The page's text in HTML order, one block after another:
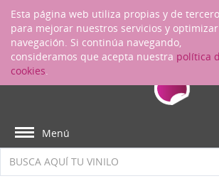
ENTRAR
Menú
Esta página web utiliza propias y de
para mejorar nuestros servicios y
navegación. Si continúa navegando,
consideramos que acepta nuestra política
cookies.